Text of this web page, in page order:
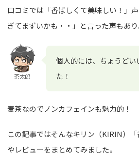
口コミでは「香ばしくて美味しい！」
ぎてまずいかも・・」と言った声もあり
茶太郎
個人的には、ちょうどい
た！
麦茶なのでノンカフェインも魅力的！
この記事ではそんなキリン（KIRIN）
やレビューをまとめてみました。